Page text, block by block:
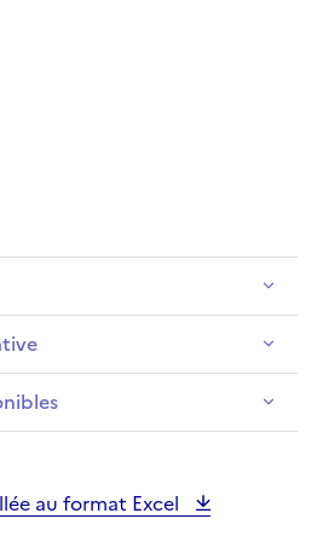
au format Excel